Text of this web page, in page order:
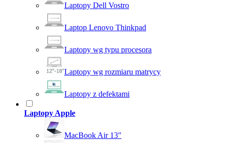
Laptopy Dell Vostro
Laptop Lenovo Thinkpad
Laptopy wg typu procesora
Laptopy wg rozmiaru matrycy
Laptopy z defektami
Laptopy Apple
MacBook Air 13"